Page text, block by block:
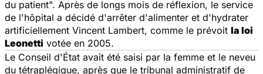
du patient". Après de longs mois de réflexion, le service
de l'hôpital a décidé d'arrêter d'alimenter et d'hydrater
artificiellement Vincent Lambert, comme le prévoit la loi
Leonetti votée en 2005.
Le Conseil d'État avait été saisi par la femme et le neveu
du tétraplégique, après que le tribunal administratif de